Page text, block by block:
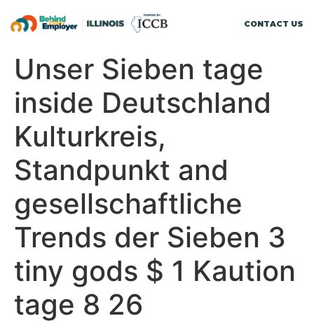
CONTACT US
Unser Sieben tage
inside Deutschland
Kulturkreis,
Standpunkt and
gesellschaftliche
Trends der Sieben 3
tiny gods $ 1 Kaution
tage 8 26